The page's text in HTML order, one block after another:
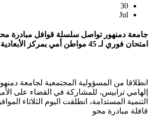
30
Jul
جامعة دمنهور تواصل سلسلة قوافل مبادرة محو
امتحان فوري لـ 45 مواطن أمي بمركز الأبعادية ب
انطلاقا من المسؤولية المجتمعية لجامعة
إلهامي ترابيس، للمشاركة في القضاء على
قافلة مبادرة محو